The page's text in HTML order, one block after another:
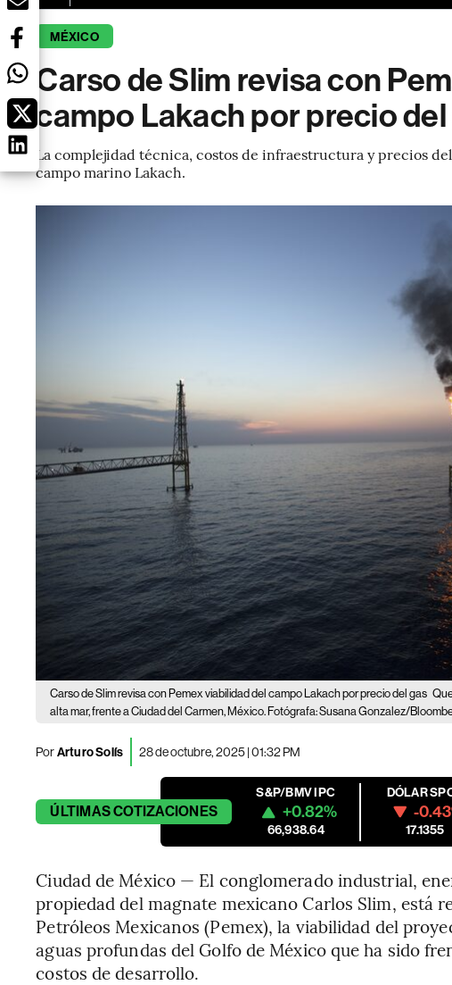
MÉXICO
Carso de Slim revisa con
campo Lakach por precio del
La complejidad técnica, costos de infraestructura y precios
campo marino Lakach.
Carso de Slim revisa con Pemex viabilidad del campo Lakach por precio del gas
alta mar, frente a Ciudad del Carmen, México. Fotógrafa: Susana Gonzalez/
PorArturo Solís 28 de octubre, 2025 | 01:32 PM
ÚLTIMASCOTIZACIONES
S&P/BMV IPC
+0.82%
66,938.64
DÓLAR
-
17.1355
Ciudad de México — El conglomerado industrial,
propiedad del magnate mexicano Carlos Slim, está
Petróleos Mexicanos (Pemex), la viabilidad del
aguas profundas del Golfo de México que ha sido
costos de desarrollo.